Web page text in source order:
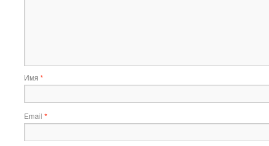
Имя *
Email *